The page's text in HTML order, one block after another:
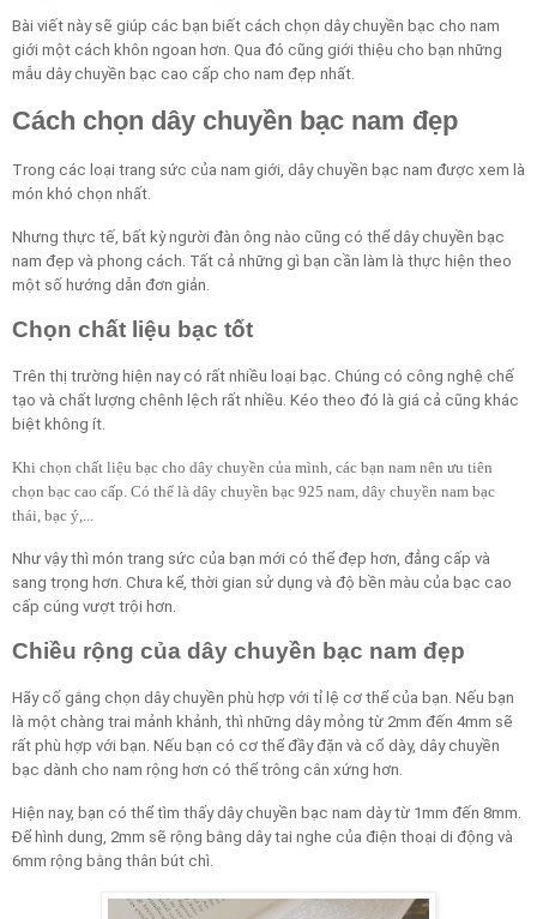
Bài viết này sẽ giúp các bạn biết cách chọn dây chuyền bạc cho nam
giới một cách khôn ngoan hơn. Qua đó cũng giới thiệu cho bạn những
mẫu dây chuyền bạc cao cấp cho nam đẹp nhất.
Cách chọn dây chuyền bạc nam đẹp
Trong các loại trang sức của nam giới, dây chuyền bạc nam được xem là
món khó chọn nhất.
Nhưng thực tế, bất kỳ người đàn ông nào cũng có thể dây chuyền bạc
nam đẹp và phong cách. Tất cả những gì bạn cần làm là thực hiện theo
một số hướng dẫn đơn giản.
Chọn chất liệu bạc tốt
Trên thị trường hiện nay có rất nhiều loại bạc. Chúng có công nghệ chế
tạo và chất lượng chênh lệch rất nhiều. Kéo theo đó là giá cả cũng khác
biệt không ít.
Khi chọn chất liệu bạc cho dây chuyền của mình, các bạn nam nên ưu tiên
chọn bạc cao cấp. Có thể là dây chuyền bạc 925 nam, dây chuyền nam bạc
thái, bạc ý,...
Như vậy thì món trang sức của bạn mới có thể đẹp hơn, đẳng cấp và
sang trọng hơn. Chưa kể, thời gian sử dụng và độ bền màu của bạc cao
cấp cúng vượt trội hơn.
Chiều rộng của dây chuyền bạc nam đẹp
Hãy cố gắng chọn dây chuyền phù hợp với tỉ lệ cơ thể của bạn. Nếu bạn
là một chàng trai mảnh khảnh, thì những dây mỏng từ 2mm đến 4mm sẽ
rất phù hợp với bạn. Nếu bạn có cơ thể đầy đặn và cổ dày, dây chuyền
bạc dành cho nam rộng hơn có thể trông cân xứng hơn.
Hiện nay, bạn có thể tìm thấy dây chuyền bạc nam dày từ 1mm đến 8mm.
Để hình dung, 2mm sẽ rộng bằng dây tai nghe của điện thoại di động và
6mm rộng bằng thân bút chì.